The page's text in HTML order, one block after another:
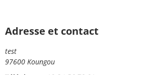
Adresse et contact
test
97600 Koungou